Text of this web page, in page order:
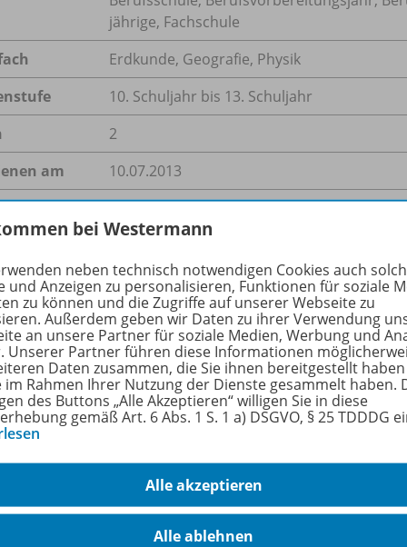
jährige, Fachschule
Erdkunde, Geografie, Physik
10. Schuljahr bis 13. Schuljahr
2
am
10.07.2013
415,5 kB
Arbeitsblatt beschäftigt sich mit der Reise der
wie es am Rande des Sonnensystems aussieht und
bei Westermann
neben technisch notwendigen Cookies auch
und Anzeigen zu personalisieren, Funktionen für soziale
zu können und die Zugriffe auf unserer Webseite zu
Außerdem geben wir Daten zu ihrer Verwendung
an unsere Partner für soziale Medien, Werbung und
Unserer Partner führen diese Informationen
Daten zusammen, die Sie ihnen bereitgestellt
im Rahmen Ihrer Nutzung der Dienste gesammelt haben.
des Buttons „Alle Akzeptieren“ willigen Sie in diese
gemäß Art. 6 Abs. 1 S. 1 a) DSGVO, § 25 TDDDG
Alle akzeptieren
Alle ablehnen